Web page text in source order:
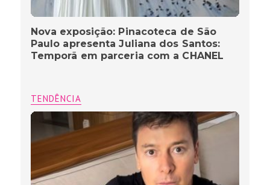
Nova exposição: Pinacoteca de São
Paulo apresenta Juliana dos Santos:
Temporã em parceria com a CHANEL
TENDÊNCIA